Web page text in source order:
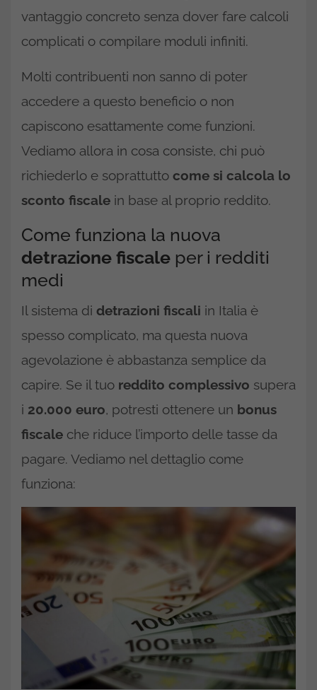
vantaggio concreto senza dover fare calcoli
complicati o compilare moduli infiniti.
Molti contribuenti non sanno di poter
accedere a questo beneficio o non
capiscono esattamente come funzioni.
Vediamo allora in cosa consiste, chi può
richiederlo e soprattutto come si calcola lo
sconto fiscale in base al proprio reddito.
Come funziona la nuova
detrazione fiscale per i redditi
medi
Il sistema di detrazioni fiscali in Italia è
spesso complicato, ma questa nuova
agevolazione è abbastanza semplice da
capire. Se il tuo reddito complessivo supera
i 20.000 euro, potresti ottenere un bonus
fiscale che riduce l’importo delle tasse da
pagare. Vediamo nel dettaglio come
funziona: